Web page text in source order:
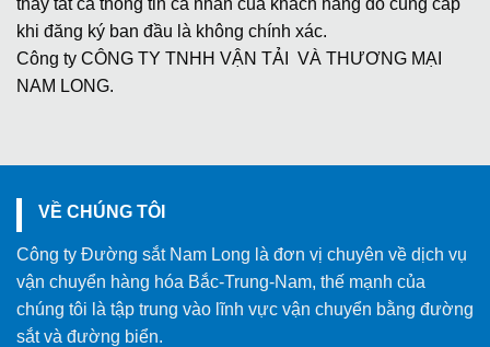
thấy tất cả thông tin cá nhân của khách hàng đó cung cấp
khi đăng ký ban đầu là không chính xác.
Công ty CÔNG TY TNHH VẬN TẢI VÀ THƯƠNG MẠI
NAM LONG.
VỀ CHÚNG TÔI
Công ty Đường sắt Nam Long là đơn vị chuyên về dịch vụ
vận chuyển hàng hóa Bắc-Trung-Nam, thế mạnh của
chúng tôi là tập trung vào lĩnh vực vận chuyển bằng đường
sắt và đường biển.